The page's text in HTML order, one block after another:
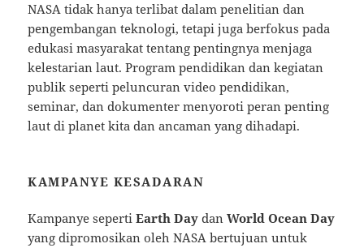
NASA tidak hanya terlibat dalam penelitian dan
pengembangan teknologi, tetapi juga berfokus pada
edukasi masyarakat tentang pentingnya menjaga
kelestarian laut. Program pendidikan dan kegiatan
publik seperti peluncuran video pendidikan,
seminar, dan dokumenter menyoroti peran penting
laut di planet kita dan ancaman yang dihadapi.
KAMPANYE KESADARAN
Kampanye sepertiEarth Day danWorld Ocean Day
yang dipromosikan oleh NASA bertujuan untuk